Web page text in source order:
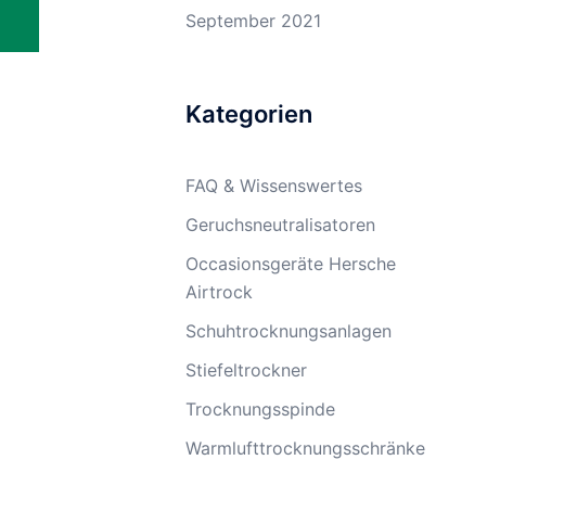
September 2021
Kategorien
FAQ & Wissenswertes
Geruchsneutralisatoren
Occasionsgeräte Hersche
Airtrock
Schuhtrocknungsanlagen
Stiefeltrockner
Trocknungsspinde
Warmlufttrocknungsschränke